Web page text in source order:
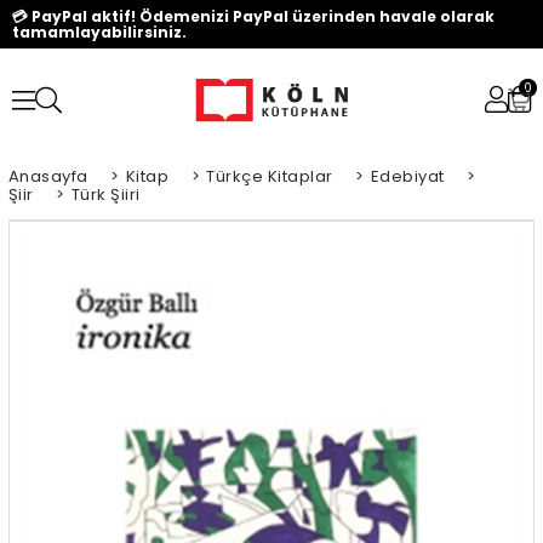
💳 PayPal aktif! Ödemenizi PayPal üzerinden havale olarak
tamamlayabilirsiniz.
0
Anasayfa > Kitap > Türkçe Kitaplar > Edebiyat >
Şiir > Türk Şiiri